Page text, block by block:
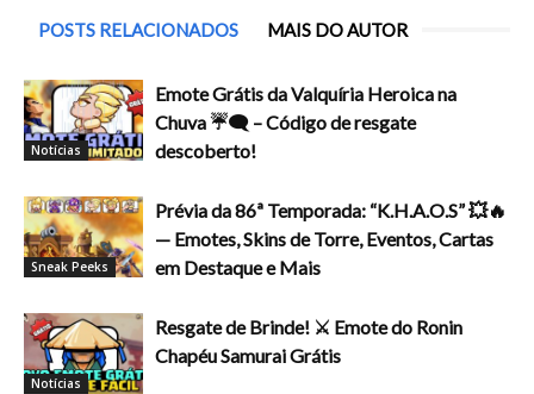
POSTS RELACIONADOS MAIS DO AUTOR
Notícias
Emote Grátis da Valquíria Heroica na
Chuva ☔🗨️ – Código de resgate
descoberto!
Sneak Peeks
Prévia da 86ª Temporada: “K.H.A.O.S” 💥🔥
— Emotes, Skins de Torre, Eventos, Cartas
em Destaque e Mais
Notícias
Resgate de Brinde! ⚔️ Emote do Ronin
Chapéu Samurai Grátis